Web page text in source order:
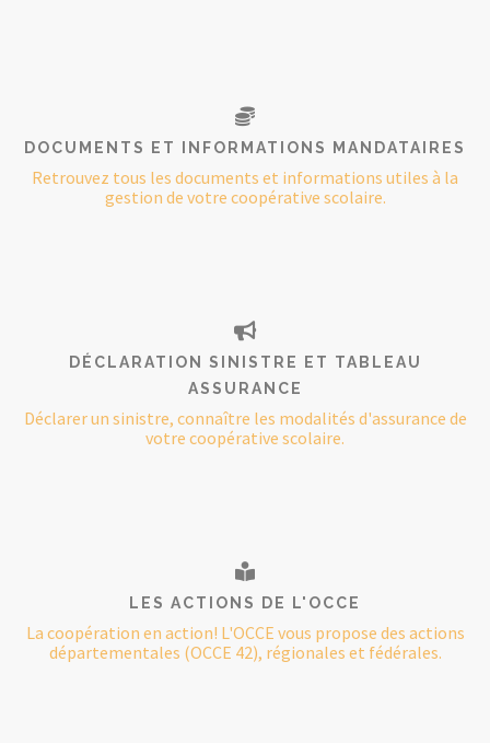
DOCUMENTS ET INFORMATIONS MANDATAIRES
Retrouvez tous les documents et informations utiles à la
gestion de votre coopérative scolaire.
DÉCLARATION SINISTRE ET TABLEAU
ASSURANCE
Déclarer un sinistre, connaître les modalités d'assurance de
votre coopérative scolaire.
LES ACTIONS DE L'OCCE
La coopération en action! L'OCCE vous propose des actions
départementales (OCCE 42), régionales et fédérales.